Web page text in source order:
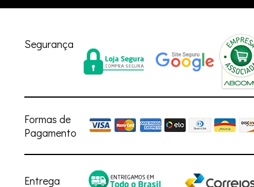
Segurança
Formas de
Pagamento
Entrega